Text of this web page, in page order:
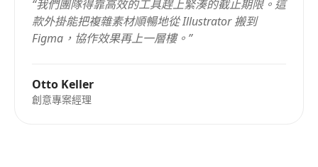
“我們團隊得靠高效的工具趕上緊湊的截止期限。這
款外掛能把複雜素材順暢地從 Illustrator 搬到
Figma，協作效果再上一層樓。 ”
Otto Keller
創意專案經理